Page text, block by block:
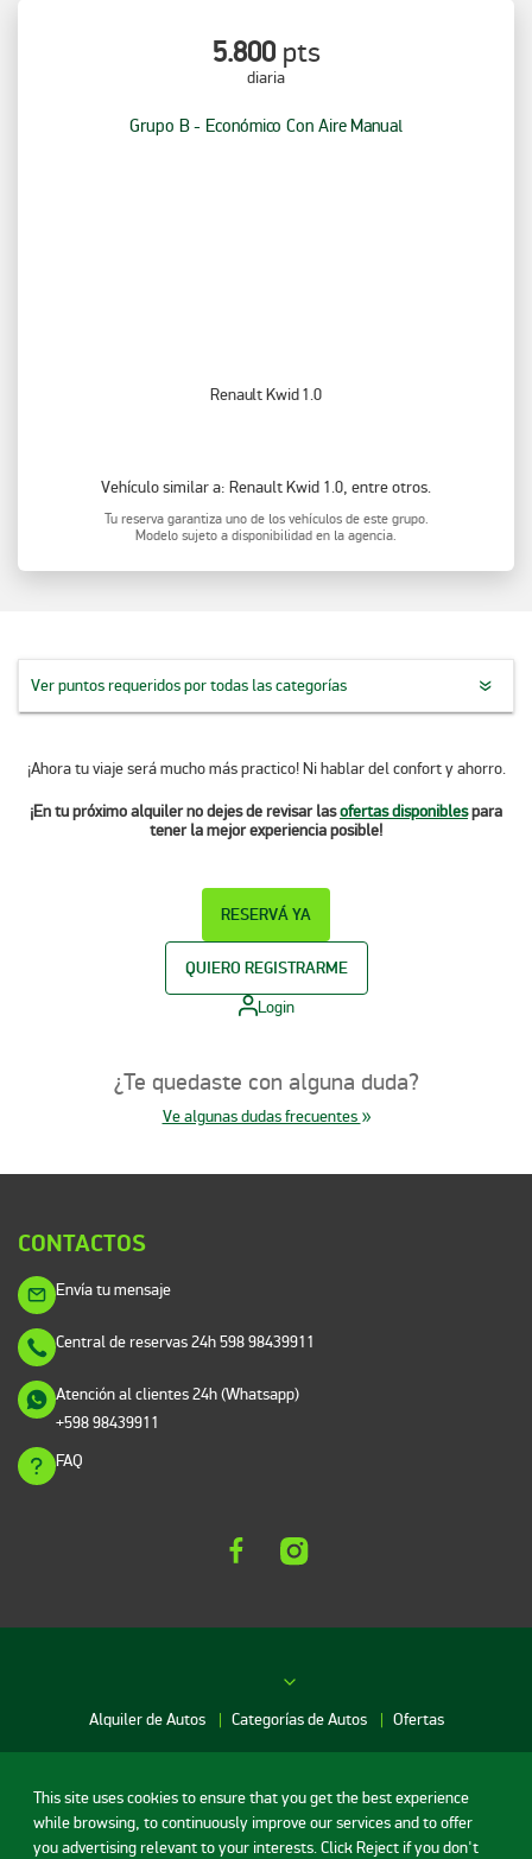
This site uses cookies to ensure that you get the best experience
while browsing, to continuously improve our services and to offer
you advertising relevant to your interests. Click Reject if you don't
5.800 pts
diaria
Grupo B - Económico Con Aire Manual
Renault Kwid 1.0
Vehículo similar a: Renault Kwid 1.0, entre otros.
Tu reserva garantiza uno de los vehículos de este grupo.
Modelo sujeto a disponibilidad en la agencia.
Ver puntos requeridos por todas las categorías
¡Ahora tu viaje será mucho más practico! Ni hablar del confort y ahorro.
¡En tu próximo alquiler no dejes de revisar lasofertas disponiblespara
tener la mejor experiencia posible!
RESERVÁ YA
QUIERO REGISTRARME
Login
¿Te quedaste con alguna duda?
Ve algunas dudas frecuentes
CONTACTOS
Envía tu mensaje
Central de reservas 24h598 98439911
Atención al clientes 24h (Whatsapp)
+598 98439911
FAQ
Alquiler de Autos Categorías de Autos Ofertas
Red de agencias
Alquiler de Autos Monte Video